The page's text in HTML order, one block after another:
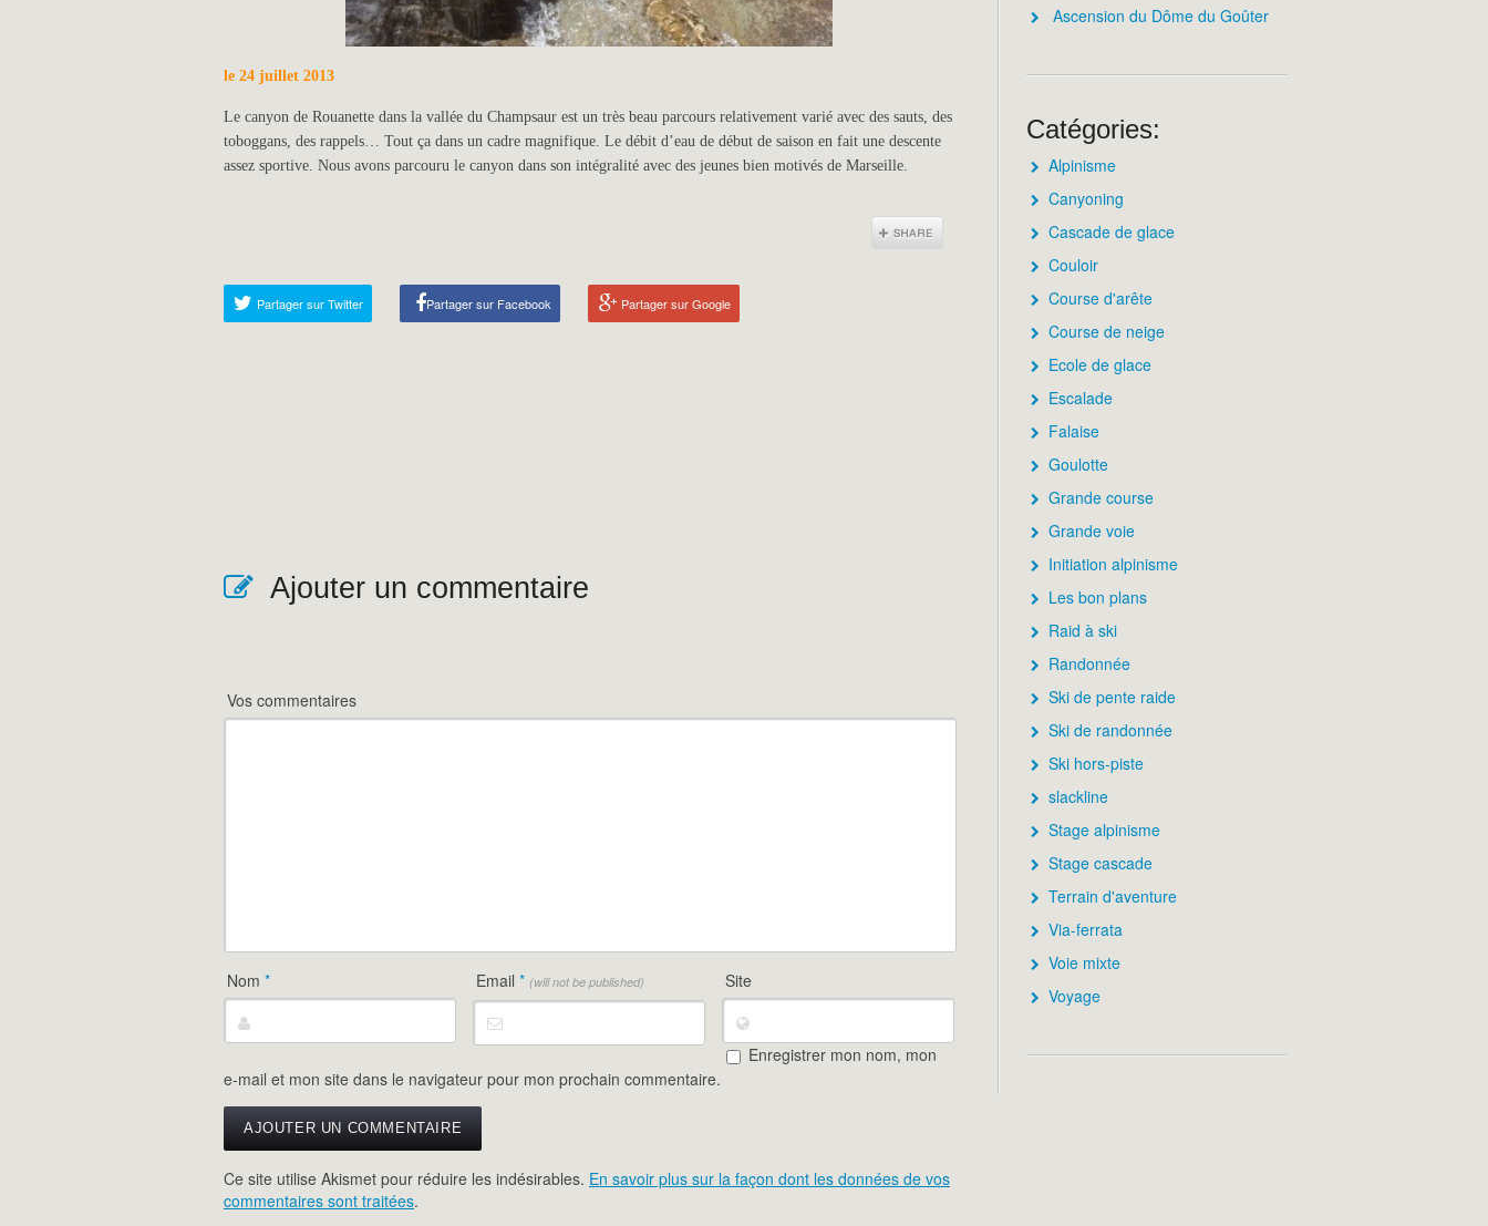
le 24 juillet 2013
Le canyon de Rouanette dans la vallée du Champsaur est un très beau parcours relativement varié avec des sauts, des
toboggans, des rappels… Tout ça dans un cadre magnifique. Le débit d’eau de début de saison en fait une descente
assez sportive. Nous avons parcouru le canyon dans son intégralité avec des jeunes bien motivés de Marseille.
Partager sur Twitter Partager sur Facebook Partager sur Google
Ajouter un commentaire
Vos commentaires
Nom * Email * (will not be published) Site
Enregistrer mon nom, mon
e-mail et mon site dans le navigateur pour mon prochain commentaire.
Ce site utilise Akismet pour réduire les indésirables. En savoir plus sur la façon dont les données de vos
commentaires sont traitées.
Ascension du Dôme du Goûter
Catégories:
Alpinisme
Canyoning
Cascade de glace
Couloir
Course d'arête
Course de neige
Ecole de glace
Escalade
Falaise
Goulotte
Grande course
Grande voie
Initiation alpinisme
Les bon plans
Raid à ski
Randonnée
Ski de pente raide
Ski de randonnée
Ski hors-piste
slackline
Stage alpinisme
Stage cascade
Terrain d'aventure
Via-ferrata
Voie mixte
Voyage